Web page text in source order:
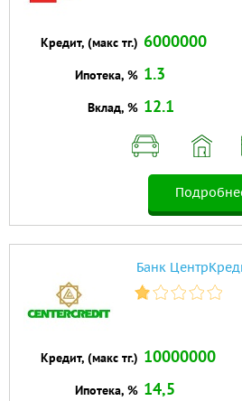
Кредит, (макс тг.) 6000000
Ипотека, % 1.3
Вклад, % 12.1
Банк
Кредит, (макс тг.) 10000000
Ипотека, % 14,5